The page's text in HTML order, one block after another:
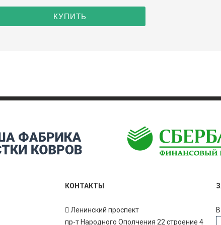
КОНТАКТЫ
Ленинский проспект
пр-т Народного Ополчения 22 строение 4